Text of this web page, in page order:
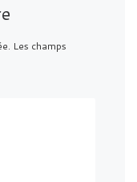
Les champs